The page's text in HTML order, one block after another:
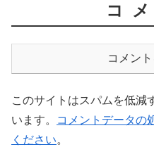
コ
コメン
このサイトはスパムを低減
います。
コメントデータの
ください。